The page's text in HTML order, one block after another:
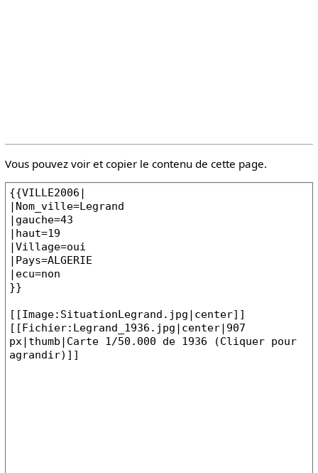
Vous pouvez voir et copier le contenu de cette page.